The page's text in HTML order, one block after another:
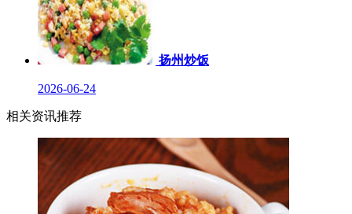
扬州炒饭
2026-06-24
相关资讯推荐